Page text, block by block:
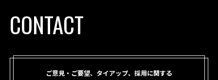
CONTACT
ご意見・ご要望、タイアップ、採用に関する